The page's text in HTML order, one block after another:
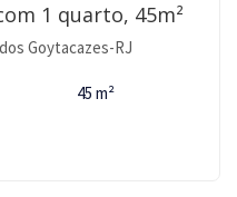
1 quarto, 45m²
Goytacazes-RJ
45 m²